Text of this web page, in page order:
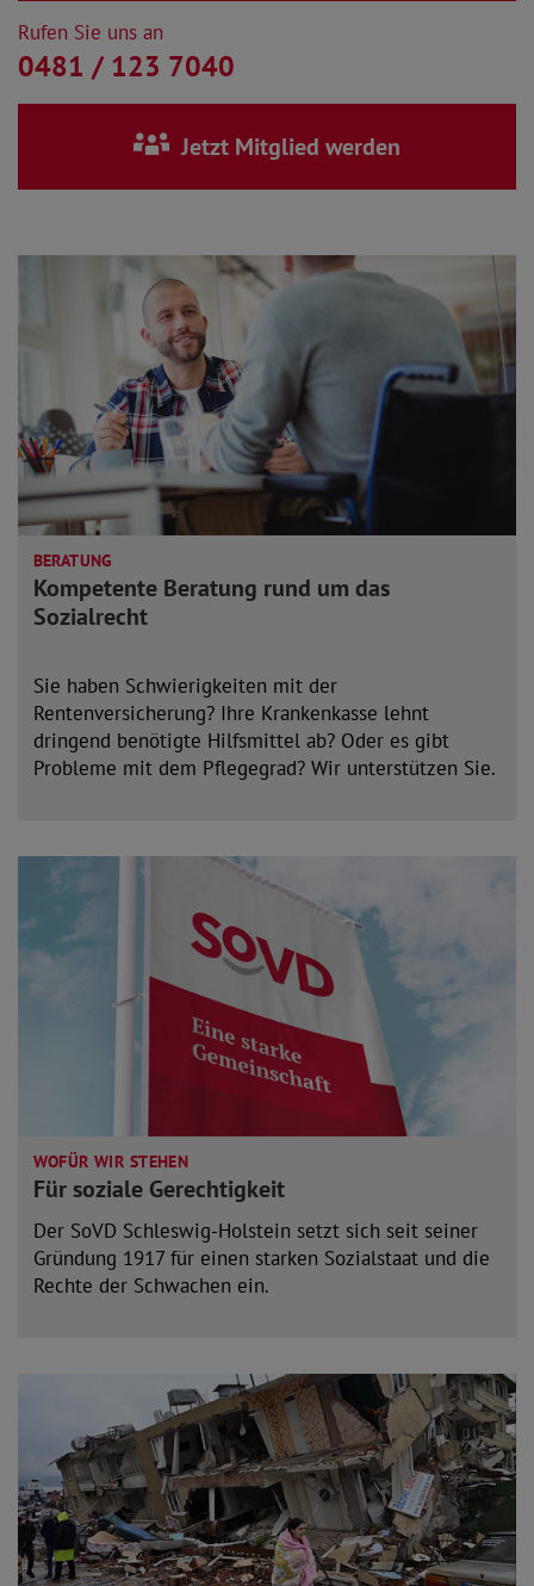
Rufen Sie uns an
0481 / 123 7040
Jetzt Mitglied werden
BERATUNG
Kompetente Beratung rund um das
Sozialrecht
Sie haben Schwierigkeiten mit der
Rentenversicherung? Ihre Krankenkasse lehnt
dringend benötigte Hilfsmittel ab? Oder es gibt
Probleme mit dem Pflegegrad? Wir unterstützen Sie.
WOFÜR WIR STEHEN
Für soziale Gerechtigkeit
Der SoVD Schleswig-Holstein setzt sich seit seiner
Gründung 1917 für einen starken Sozialstaat und die
Rechte der Schwachen ein.